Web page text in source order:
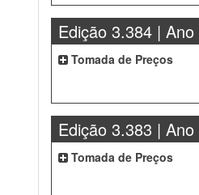
Edição 3.384 | Ano
Tomada de Preços
Edição 3.383 | Ano
Tomada de Preços